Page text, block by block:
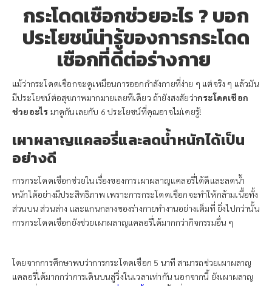
กระโดดเชือกช่วยอะไร ? บอก
ประโยชน์น่ารู้ของการกระโดด
เชือกที่ดีต่อร่างกาย
แม้ว่ากระโดดเชือกจะดูเหมือนการออกกำลังกายที่ง่าย ๆ แต่จริง ๆ แล้วมัน
มีประโยชน์ต่อสุขภาพมากมายเลยทีเดียว ถ้ายังสงสัยว่ากระโดดเชือก
ช่วยอะไร มาดูกันเลยกับ 6 ประโยชน์ที่คุณอาจไม่เคยรู้!
เผาผลาญแคลอรี่และลดน้ำหนักได้เป็น
อย่างดี
การกระโดดเชือกช่วยในเรื่องของการเผาผลาญแคลอรี่ได้ดีและลดน้ำ
หนักได้อย่างมีประสิทธิภาพ เพราะการกระโดดเชือกจะทำให้กล้ามเนื้อทั้ง
ส่วนบน ส่วนล่าง และแกนกลางของร่างกายทำงานอย่างเต็มที่ ยิ่งไปกว่านั้น
การกระโดดเชือกยังช่วยเผาผลาญแคลอรี่ได้มากกว่ากิจกรรมอื่น ๆ
โดยจากการศึกษาพบว่าการกระโดดเชือก 5 นาที สามารถช่วยเผาผลาญ
แคลอรี่ได้มากกว่าการเดินบนลู่วิ่งในเวลาเท่ากัน นอกจากนี้ ยังเผาผลาญ